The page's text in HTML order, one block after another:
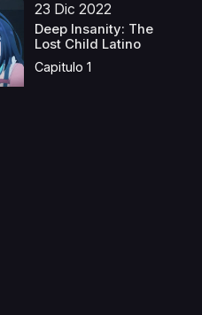
23 Dic 2022
Deep Insanity: The
Lost Child Latino
Capitulo 1